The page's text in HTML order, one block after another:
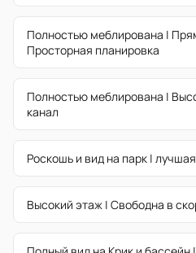
Полностью меблирована |
Просторная планировка
Полностью меблирована |
канал
Роскошь и вид на парк |
Высокий этаж | Свободна в